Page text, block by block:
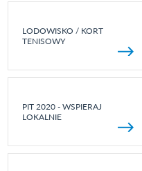
LODOWISKO / KORT
TENISOWY
PIT 2020 - WSPIERAJ
LOKALNIE